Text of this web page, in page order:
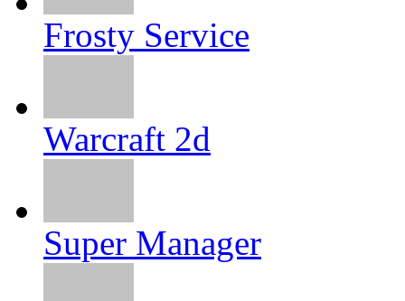
Frosty Service
Warcraft 2d
Super Manager